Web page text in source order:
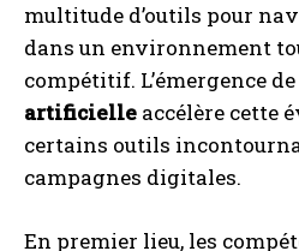
multitude d’outils pour
dans un environnement
compétitif. L’émergence de
artificielle accélère cette
certains outils
campagnes digitales.
En premier lieu, les